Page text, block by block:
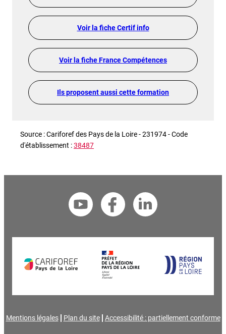
Voir la fiche Certif info
Voir la fiche France Compétences
Ils proposent aussi cette formation
Source : Cariforef des Pays de la Loire - 231974 - Code
d'établissement :38487
Mentions légales Plan du site Accessibilité : partiellement conforme